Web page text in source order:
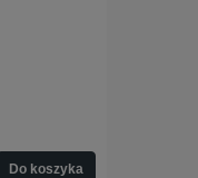
Do koszyka